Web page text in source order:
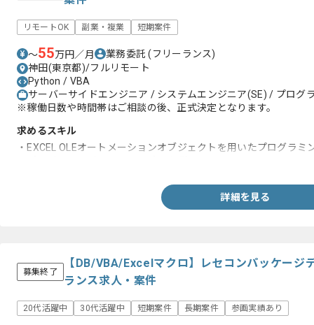
リモートOK 副業・複業 短期案件
〜55万円／月 業務委託(フリーランス)
神田(東京都)/フルリモート
Python / VBA
サーバーサイドエンジニア / システムエンジニア(SE) / プログ
※稼働日数や時間帯はご相談の後、正式決定となります。
求めるスキル
・EXCEL OLEオートメーションオブジェクトを用いたプログラミ
詳細を見る
募集終了
【DB/VBA/Excelマクロ】レセコンパッケージ
ランス求人・案件
20代活躍中 30代活躍中 短期案件 長期案件 参画実績あり